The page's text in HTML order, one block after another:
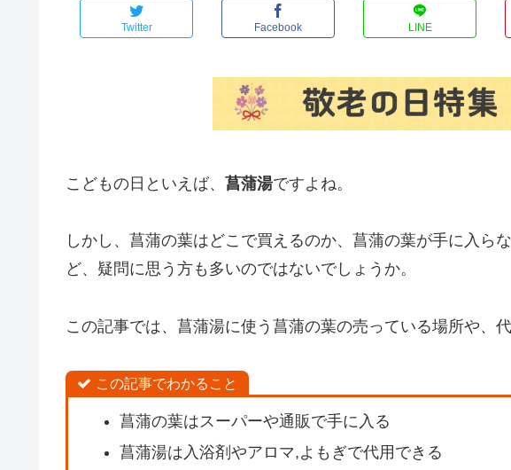
Twitter Facebook LINE
こどもの日といえば、 菖蒲湯ですよね。
しかし、菖蒲の葉はどこで買えるのか、菖蒲の葉が手に入ら
ど、疑問に思う方も多いのではないでしょうか。
この記事では、菖蒲湯に使う菖蒲の葉の売っている場所や、
この記事でわかること
菖蒲の葉はスーパーや通販で手に入る
菖蒲湯は入浴剤やアロマ,よもぎで代用できる